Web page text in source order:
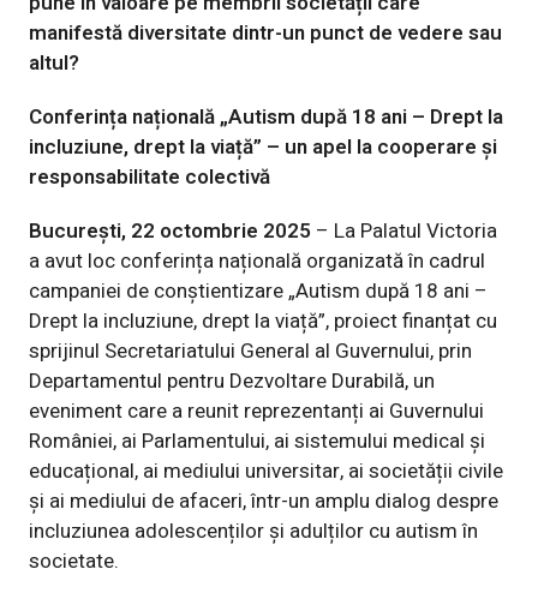
manifestă diversitate dintr-un punct de vedere sau
altul?
Conferința națională „Autism după 18 ani – Drept la
incluziune, drept la viață” – un apel la cooperare și
responsabilitate colectivă
București, 22 octombrie 2025 – La Palatul Victoria
a avut loc conferința națională organizată în cadrul
campaniei de conștientizare „Autism după 18 ani –
Drept la incluziune, drept la viață”, proiect finanțat cu
sprijinul Secretariatului General al Guvernului, prin
Departamentul pentru Dezvoltare Durabilă, un
eveniment care a reunit reprezentanți ai Guvernului
României, ai Parlamentului, ai sistemului medical și
educațional, ai mediului universitar, ai societății civile
și ai mediului de afaceri, într-un amplu dialog despre
incluziunea adolescenților și adulților cu autism în
societate.